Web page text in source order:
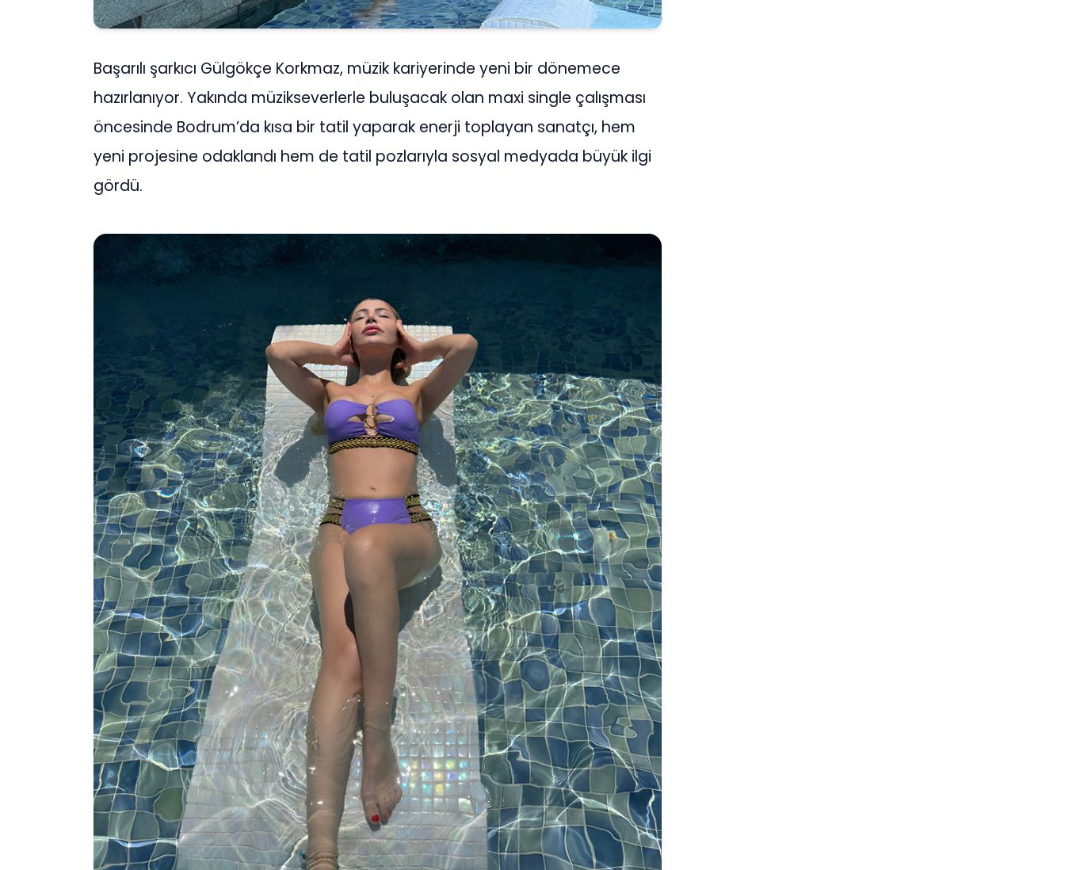
Başarılı şarkıcı Gülgökçe Korkmaz, müzik kariyerinde yeni bir dönemece
hazırlanıyor. Yakında müzikseverlerle buluşacak olan maxi single çalışması
öncesinde Bodrum’da kısa bir tatil yaparak enerji toplayan sanatçı, hem
yeni projesine odaklandı hem de tatil pozlarıyla sosyal medyada büyük ilgi
gördü.